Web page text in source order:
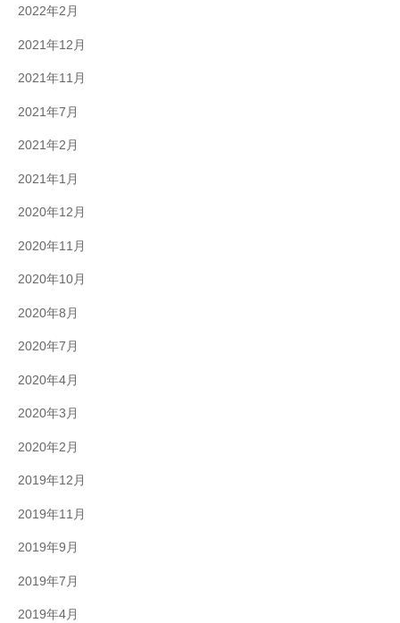
2022年2月
2021年12月
2021年11月
2021年7月
2021年2月
2021年1月
2020年12月
2020年11月
2020年10月
2020年8月
2020年7月
2020年4月
2020年3月
2020年2月
2019年12月
2019年11月
2019年9月
2019年7月
2019年4月